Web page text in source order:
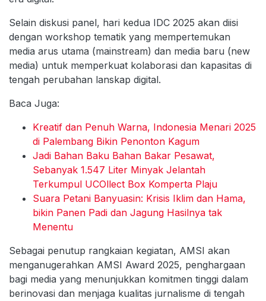
Selain diskusi panel, hari kedua IDC 2025 akan diisi
dengan workshop tematik yang mempertemukan
media arus utama (mainstream) dan media baru (new
media) untuk memperkuat kolaborasi dan kapasitas di
tengah perubahan lanskap digital.
Baca Juga:
Kreatif dan Penuh Warna, Indonesia Menari 2025
di Palembang Bikin Penonton Kagum
Jadi Bahan Baku Bahan Bakar Pesawat,
Sebanyak 1.547 Liter Minyak Jelantah
Terkumpul UCOllect Box Komperta Plaju
Suara Petani Banyuasin: Krisis Iklim dan Hama,
bikin Panen Padi dan Jagung Hasilnya tak
Menentu
Sebagai penutup rangkaian kegiatan, AMSI akan
menganugerahkan AMSI Award 2025, penghargaan
bagi media yang menunjukkan komitmen tinggi dalam
berinovasi dan menjaga kualitas jurnalisme di tengah